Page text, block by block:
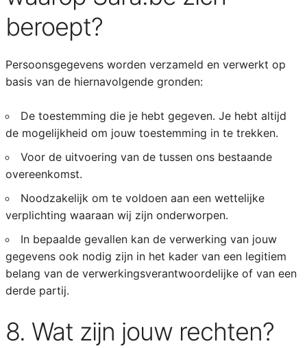
beroept?
Persoonsgegevens worden verzameld en verwerkt op
basis van de hiernavolgende gronden:
De toestemming die je hebt gegeven. Je hebt altijd
de mogelijkheid om jouw toestemming in te trekken.
Voor de uitvoering van de tussen ons bestaande
overeenkomst.
Noodzakelijk om te voldoen aan een wettelijke
verplichting waaraan wij zijn onderworpen.
In bepaalde gevallen kan de verwerking van jouw
gegevens ook nodig zijn in het kader van een legitiem
belang van de verwerkingsverantwoordelijke of van een
derde partij.
8. Wat zijn jouw rechten?